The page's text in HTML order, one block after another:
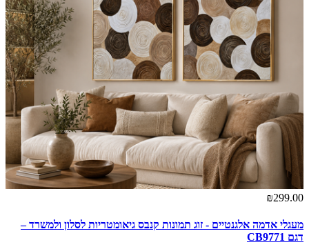
₪299.00
מעגלי אדמה אלגנטיים - זוג תמונות קנבס גיאומטריות לסלון ולמשרד –
דגם CB9771